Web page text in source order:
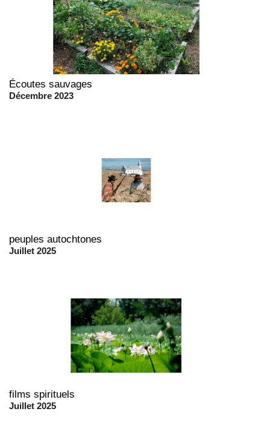
Écoutes sauvages
Décembre 2023
peuples autochtones
Juillet 2025
films spirituels
Juillet 2025